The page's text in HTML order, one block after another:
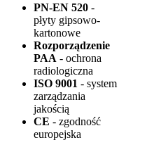
PN-EN 520 -
płyty gipsowo-
kartonowe
Rozporządzenie
PAA - ochrona
radiologiczna
ISO 9001 - system
zarządzania
jakością
CE - zgodność
europejska